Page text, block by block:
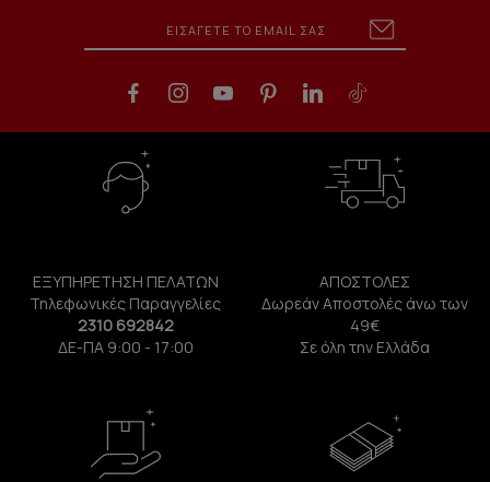
ΕΞΥΠΗΡΕΤΗΣΗ ΠΕΛΑΤΩΝ
Τηλεφωνικές Παραγγελίες
2310 692842
ΔΕ-ΠΑ 9:00 - 17:00
ΑΠΟΣΤΟΛΕΣ
Δωρεάν Αποστολές άνω των
49€
Σε όλη την Ελλάδα